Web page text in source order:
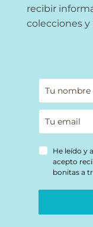
recibir
colecciones y
He leído y
acepto
bonitas a